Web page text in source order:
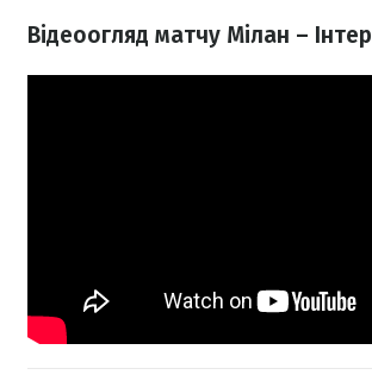
Відеоогляд матчу Мілан – Інтер